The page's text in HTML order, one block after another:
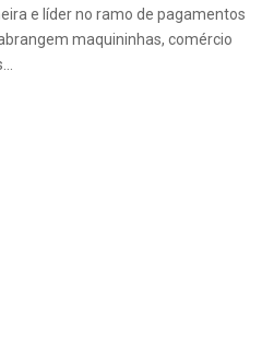
e líder no ramo de pagamentos
maquininhas, comércio